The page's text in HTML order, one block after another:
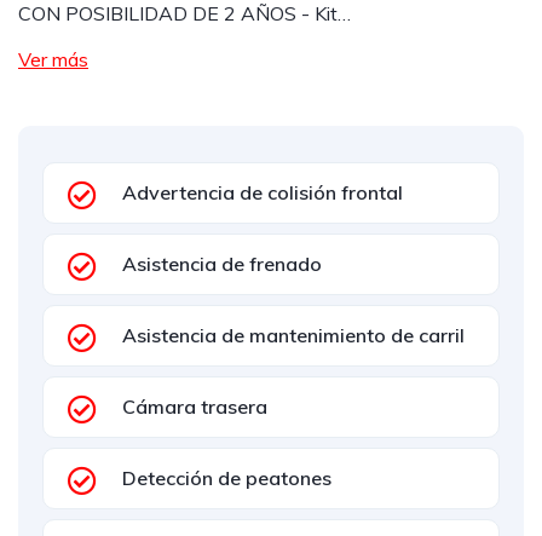
CON POSIBILIDAD DE 2 AÑOS - Kit…
Ver más
Advertencia de colisión frontal
Asistencia de frenado
Asistencia de mantenimiento de carril
Cámara trasera
Detección de peatones